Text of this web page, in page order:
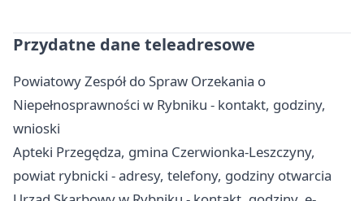
Przydatne dane teleadresowe
Powiatowy Zespół do Spraw Orzekania o
Niepełnosprawności w Rybniku - kontakt, godziny,
wnioski
Apteki Przegędza, gmina Czerwionka-Leszczyny,
powiat rybnicki - adresy, telefony, godziny otwarcia